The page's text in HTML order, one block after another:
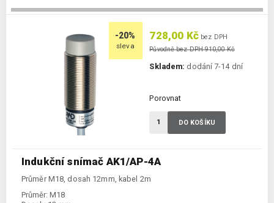
-20%
sleva
Indukční snímač AK1/AP-4A
Průměr M18, dosah 12mm, kabel 2m
Průměr: M18
728,00 Kč bez DPH
Původně bez DPH 910,00 Kč
Skladem: dodání 7-14 dní
Porovnat
DO KOŠÍKU